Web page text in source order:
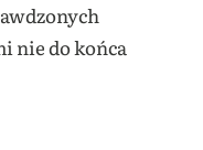
nie do końca